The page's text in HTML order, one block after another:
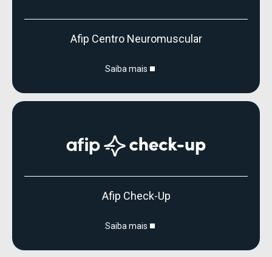
Afip Centro Neuromuscular
Saiba mais
Afip Check-Up
Saiba mais